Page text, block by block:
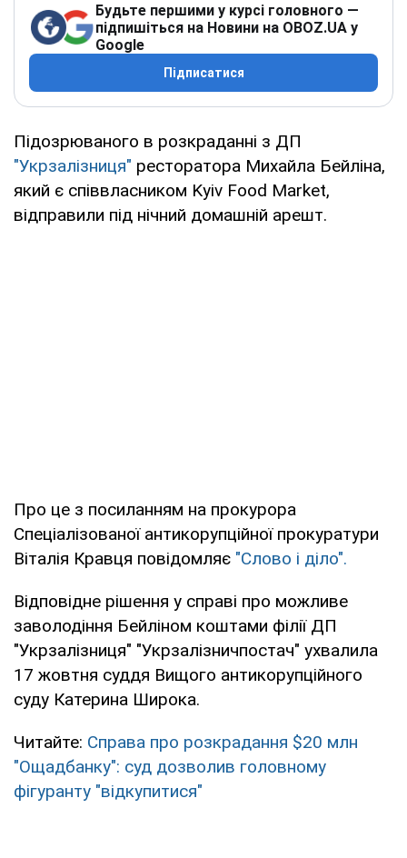
Будьте першими у курсі головного —
підпишіться на Новини на OBOZ.UA у
Google
Підписатися
Підозрюваного в розкраданні з ДП
"Укрзалізниця" ресторатора Михайла Бейліна,
який є співвласником Kyiv Food Market,
відправили під нічний домашній арешт.
Про це з посиланням на прокурора
Спеціалізованої антикорупційної прокуратури
Віталія Кравця повідомляє "Слово і діло".
Відповідне рішення у справі про можливе
заволодіння Бейліном коштами філії ДП
"Укрзалізниця" "Укрзалізничпостач" ухвалила
17 жовтня суддя Вищого антикорупційного
суду Катерина Широка.
Читайте: Справа про розкрадання $20 млн
"Ощадбанку": суд дозволив головному
фігуранту "відкупитися"